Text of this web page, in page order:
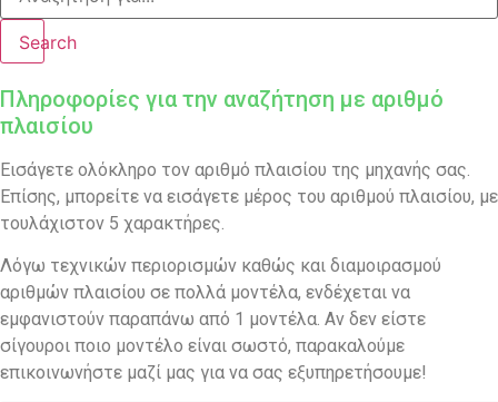
Search
Πληροφορίες για την αναζήτηση με αριθμό
πλαισίου
Εισάγετε ολόκληρο τον αριθμό πλαισίου της μηχανής σας.
Επίσης, μπορείτε να εισάγετε μέρος του αριθμού πλαισίου, με
τουλάχιστον 5 χαρακτήρες.
Λόγω τεχνικών περιορισμών καθώς και διαμοιρασμού
αριθμών πλαισίου σε πολλά μοντέλα, ενδέχεται να
εμφανιστούν παραπάνω από 1 μοντέλα. Αν δεν είστε
σίγουροι ποιο μοντέλο είναι σωστό, παρακαλούμε
επικοινωνήστε μαζί μας για να σας εξυπηρετήσουμε!